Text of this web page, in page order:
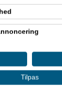
Ravn
korte pauser
emanticer, den 10-
, den 10-12-
en ny ejer,
Cookie - John
Tilpas